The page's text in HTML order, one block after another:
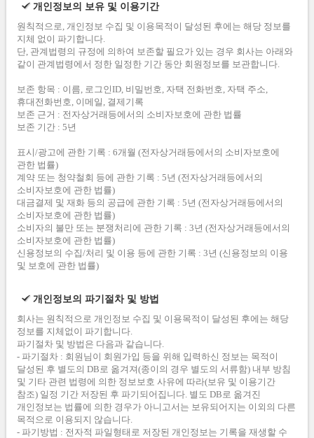
개인정보의 보유 및 이용기간
원칙적으로, 개인정보 수집 및 이용목적이 달성된 후에는 해당 정보를
지체 없이 파기합니다.
단, 관계법령의 규정에 의하여 보존할 필요가 있는 경우 회사는 아래와
같이 관계법령에서 정한 일정한 기간 동안 회원정보를 보관합니다.
보존 항목 : 이름, 로그인ID, 비밀번호, 자택 전화번호, 자택 주소,
휴대전화번호, 이메일, 결제기록
보존 근거 : 전자상거래등에서의 소비자보호에 관한 법률
보존 기간 : 5년
표시/광고에 관한 기록 : 6개월 (전자상거래등에서의 소비자보호에
관한 법률)
계약 또는 청약철회 등에 관한 기록 : 5년 (전자상거래등에서의
소비자보호에 관한 법률)
대금결제 및 재화 등의 공급에 관한 기록 : 5년 (전자상거래등에서의
소비자보호에 관한 법률)
소비자의 불만 또는 분쟁처리에 관한 기록 : 3년 (전자상거래등에서의
소비자보호에 관한 법률)
신용정보의 수집/처리 및 이용 등에 관한 기록 : 3년 (신용정보의 이용
및 보호에 관한 법률)
개인정보의 파기절차 및 방법
회사는 원칙적으로 개인정보 수집 및 이용목적이 달성된 후에는 해당
정보를 지체없이 파기합니다.
파기절차 및 방법은 다음과 같습니다.
- 파기절차 : 회원님이 회원가입 등을 위해 입력하신 정보는 목적이
달성된 후 별도의 DB로 옮겨져(종이의 경우 별도의 서류함) 내부 방침
및 기타 관련 법령에 의한 정보보호 사유에 따라(보유 및 이용기간
참조) 일정 기간 저장된 후 파기되어집니다. 별도 DB로 옮겨진
개인정보는 법률에 의한 경우가 아니고서는 보유되어지는 이외의 다른
목적으로 이용되지 않습니다.
- 파기방법 : 전자적 파일형태로 저장된 개인정보는 기록을 재생할 수